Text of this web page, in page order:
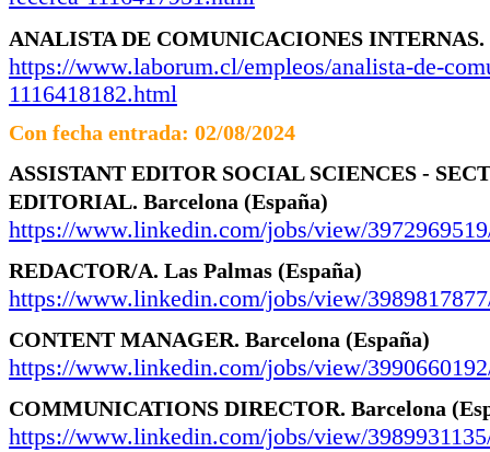
ANALISTA DE COMUNICACIONES INTERNAS.
https://www.laborum.cl/empleos/analista-de-
1116418182.html
Con fecha entrada: 02/08/2024
ASSISTANT EDITOR SOCIAL SCIENCES -
EDITORIAL. Barcelona (España)
https://www.linkedin.com/jobs/view/
REDACTOR/A. Las Palmas (España)
https://www.linkedin.com/jobs/view/
CONTENT MANAGER. Barcelona (España)
https://www.linkedin.com/jobs/view/
COMMUNICATIONS DIRECTOR. Barcelona
https://www.linkedin.com/jobs/view/